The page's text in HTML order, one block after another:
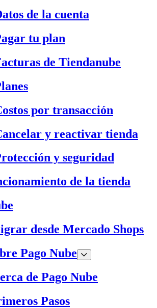
de la cuenta
tu plan
de Tiendanube
por transacción
y reactivar tienda
y seguridad
de la tienda
desde Mercado Shops
Pago Nube
de Pago Nube
Pasos